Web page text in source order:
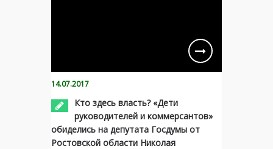
14.07.2017
Кто здесь власть? «Дети
руководителей и коммерсантов»
обиделись на депутата Госдумы от
Ростовской области Николая